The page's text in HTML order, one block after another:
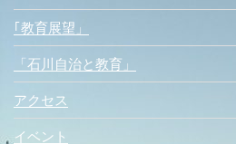
｢教育展望」
「石川自治と教育」
アクセス
イベント